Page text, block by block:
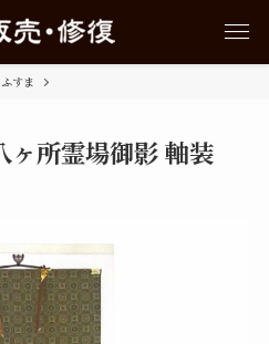
すま
ヶ所霊場御影 軸装